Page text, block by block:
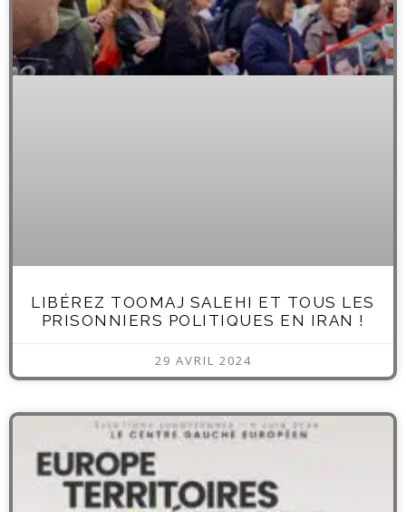
LIBÉREZ TOOMAJ SALEHI ET TOUS LES
PRISONNIERS POLITIQUES EN IRAN !
29 AVRIL 2024